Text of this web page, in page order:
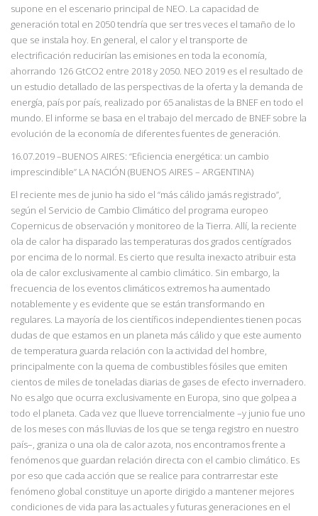
supone en el escenario principal de NEO. La capacidad de
generación total en 2050 tendría que ser tres veces el tamaño de lo
que se instala hoy. En general, el calor y el transporte de
electrificación reducirían las emisiones en toda la economía,
ahorrando 126 GtCO2 entre 2018 y 2050. NEO 2019 es el resultado de
un estudio detallado de las perspectivas de la oferta y la demanda de
energía, país por país, realizado por 65 analistas de la BNEF en todo el
mundo. El informe se basa en el trabajo del mercado de BNEF sobre la
evolución de la economía de diferentes fuentes de generación.
16.07.2019–BUENOS AIRES: “Eficiencia energética: un cambio
imprescindible” LA NACIÓN (BUENOS AIRES – ARGENTINA)
El reciente mes de junio ha sido el “más cálido jamás registrado”,
según el Servicio de Cambio Climático del programa europeo
Copernicus de observación y monitoreo de la Tierra. Allí, la reciente
ola de calor ha disparado las temperaturas dos grados centígrados
por encima de lo normal. Es cierto que resulta inexacto atribuir esta
ola de calor exclusivamente al cambio climático. Sin embargo, la
frecuencia de los eventos climáticos extremos ha aumentado
notablemente y es evidente que se están transformando en
regulares. La mayoría de los científicos independientes tienen pocas
dudas de que estamos en un planeta más cálido y que este aumento
de temperatura guarda relación con la actividad del hombre,
principalmente con la quema de combustibles fósiles que emiten
cientos de miles de toneladas diarias de gases de efecto invernadero.
No es algo que ocurra exclusivamente en Europa, sino que golpea a
todo el planeta. Cada vez que llueve torrencialmente –y junio fue uno
de los meses con más lluvias de los que se tenga registro en nuestro
país–, graniza o una ola de calor azota, nos encontramos frente a
fenómenos que guardan relación directa con el cambio climático. Es
por eso que cada acción que se realice para contrarrestar este
fenómeno global constituye un aporte dirigido a mantener mejores
condiciones de vida para las actuales y futuras generaciones en el